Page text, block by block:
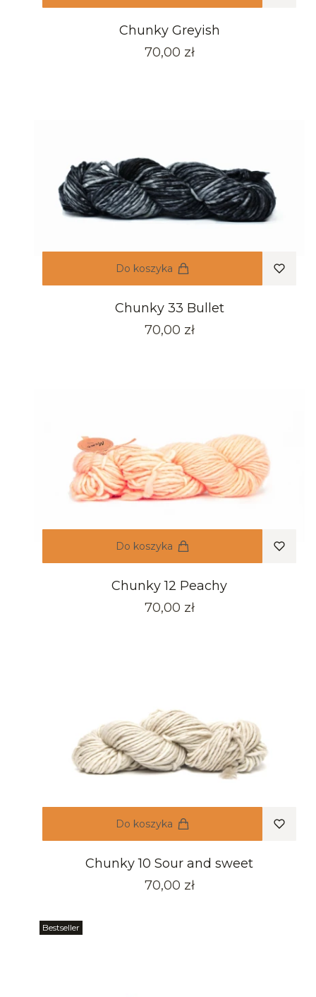
Chunky Greyish
Cena
70,00 zł
Do koszyka
Chunky 33 Bullet
Cena
70,00 zł
Do koszyka
Chunky 12 Peachy
Cena
70,00 zł
Do koszyka
Chunky 10 Sour and sweet
Cena
70,00 zł
Bestseller